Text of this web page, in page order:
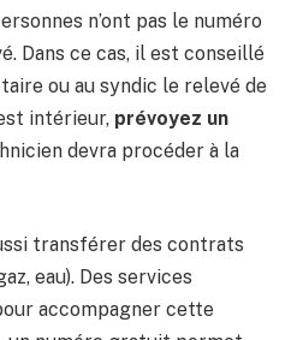
n’ont pas le numéro
Dans ce cas, il est conseillé
ou au syndic le relevé de
intérieur, prévoyez un
devra procéder à la
transférer des contrats
eau). Des services
accompagner cette